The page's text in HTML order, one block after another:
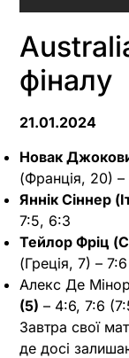
фіналу
21.01.2024
Новак
(Франція, 20)
Яннік Сіннер
7:5, 6:3
Тейлор Фріц
(Греція, 7) –
Алекс Де
(5) – 4:6, 7:6
Завтра свої
де досі